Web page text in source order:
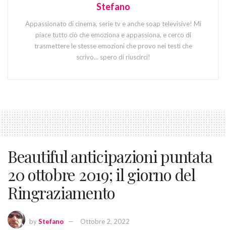
Stefano
Appassionato di cinema, serie tv e anche soap televisive! Mi
piace tutto ciò che emoziona e appassiona, e cerco di
trasmettere le stesse emozioni che provo nei testi che
scrivo... spero di riuscirci!
Beautiful anticipazioni puntata
20 ottobre 2019; il giorno del
Ringraziamento
byStefano Ottobre 2, 2022